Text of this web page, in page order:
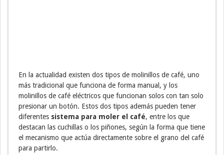
En la actualidad existen dos tipos de molinillos de café, uno
más tradicional que funciona de forma manual, y los
molinillos de café eléctricos que funcionan solos con tan solo
presionar un botón. Estos dos tipos además pueden tener
diferentes sistema para moler el café, entre los que
destacan las cuchillas o los piñones, según la forma que tiene
el mecanismo que actúa directamente sobre el grano del café
para partirlo.